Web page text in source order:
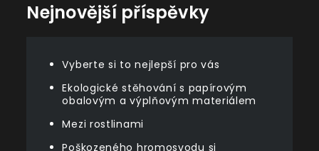
Nejnovější příspěvky
Vyberte si to nejlepší pro vás
Ekologické stěhování s papírovým
obalovým a výplňovým materiálem
Mezi rostlinami
Poškozeného hromosvodu si